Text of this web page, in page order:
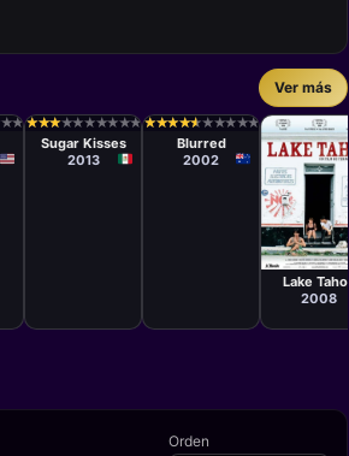
Ver más
★
★★
★★
★★
★★
★★
★★
★★
★★
★★
★★
★★
★
Carlos Cuarón
Sugar Kisses
2013
★
★★
★★
★★
★★
★★
★★
★★
★★
★★
★
Evan Clarry
Blurred
2002
Película
Fernando
Eimbcke
Lake Tahoe
2008
Orden